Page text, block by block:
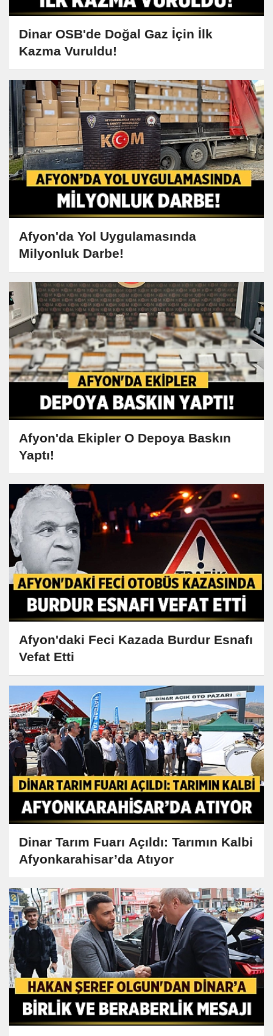
Dinar OSB'de Doğal Gaz İçin İlk
Kazma Vuruldu!
Afyon'da Yol Uygulamasında
Milyonluk Darbe!
Afyon'da Ekipler O Depoya Baskın
Yaptı!
Afyon'daki Feci Kazada Burdur Esnafı
Vefat Etti
Dinar Tarım Fuarı Açıldı: Tarımın Kalbi
Afyonkarahisar’da Atıyor